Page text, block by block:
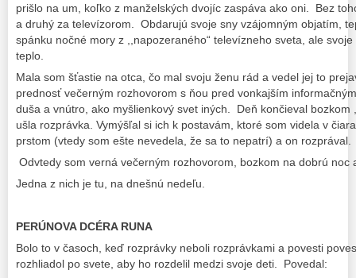
prišlo na um, koľko z manželských dvojíc zaspáva ako oni. Bez
a druhý za televízorom. Obdarujú svoje sny vzájomným objatím,
spánku nočné mory z ,,napozeraného“ televízneho sveta, ale
teplo.
Mala som šťastie na otca, čo mal svoju ženu rád a vedel jej to
prednosť večerným rozhovorom s ňou pred vonkajším
duša a vnútro, ako myšlienkový svet iných. Deň končieval
ušla rozprávka. Vymýšľal si ich k postavám, ktoré som videla v
prstom (vtedy som ešte nevedela, že sa to nepatrí) a on rozprával.
Odvtedy som verná večerným rozhovorom, bozkom na dobrú noc
Jedna z nich je tu, na dnešnú nedeľu.
PERÚNOVA DCÉRA RUNA
Bolo to v časoch, keď rozprávky neboli rozprávkami a povesti
rozhliadol po svete, aby ho rozdelil medzi svoje deti. Povedal: